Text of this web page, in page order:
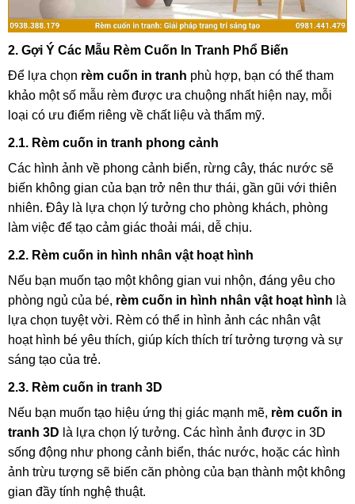
2. Gợi Ý Các Mẫu Rèm Cuốn In Tranh Phổ Biến
Để lựa chọn rèm cuốn in tranh phù hợp, bạn có thể tham
khảo một số mẫu rèm được ưa chuộng nhất hiện nay, mỗi
loại có ưu điểm riêng về chất liệu và thẩm mỹ.
2.1. Rèm cuốn in tranh phong cảnh
Các hình ảnh về phong cảnh biển, rừng cây, thác nước sẽ
biến không gian của bạn trở nên thư thái, gần gũi với thiên
nhiên. Đây là lựa chọn lý tưởng cho phòng khách, phòng
làm việc để tạo cảm giác thoải mái, dễ chịu.
2.2. Rèm cuốn in hình nhân vật hoạt hình
Nếu bạn muốn tạo một không gian vui nhộn, đáng yêu cho
phòng ngủ của bé, rèm cuốn in hình nhân vật hoạt hình là
lựa chọn tuyệt vời. Rèm có thể in hình ảnh các nhân vật
hoạt hình bé yêu thích, giúp kích thích trí tưởng tượng và sự
sáng tạo của trẻ.
2.3. Rèm cuốn in tranh 3D
Nếu bạn muốn tạo hiệu ứng thị giác mạnh mẽ, rèm cuốn in
tranh 3D là lựa chọn lý tưởng. Các hình ảnh được in 3D
sống động như phong cảnh biển, thác nước, hoặc các hình
ảnh trừu tượng sẽ biến căn phòng của bạn thành một không
gian đầy tính nghệ thuật.